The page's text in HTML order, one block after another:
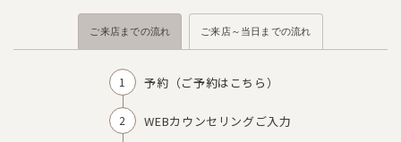
ご来店までの流れ ご来店～当日までの流れ
予約（ご予約はこちら）
WEBカウンセリングご入力